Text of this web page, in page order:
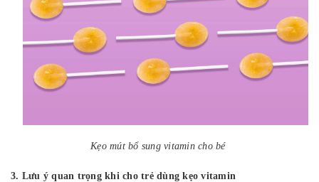
Kẹo mút bổ sung vitamin cho bé
3. Lưu ý quan trọng khi cho trẻ dùng kẹo vitamin